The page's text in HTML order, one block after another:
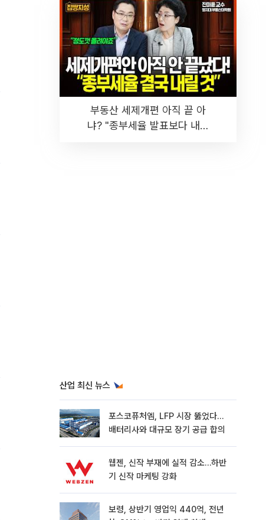
부동산 세제개편 아직 끝 아
냐? "종부세율 발표보다 내릴
산업 최신 뉴스
포스코퓨처엠, LFP 시장 뚫었다…
배터리사와 대규모 장기 공급 합의
웹젠, 신작 부재에 실적 감소…하반
기 신작 마케팅 강화
보령, 상반기 영업익 440억, 전년